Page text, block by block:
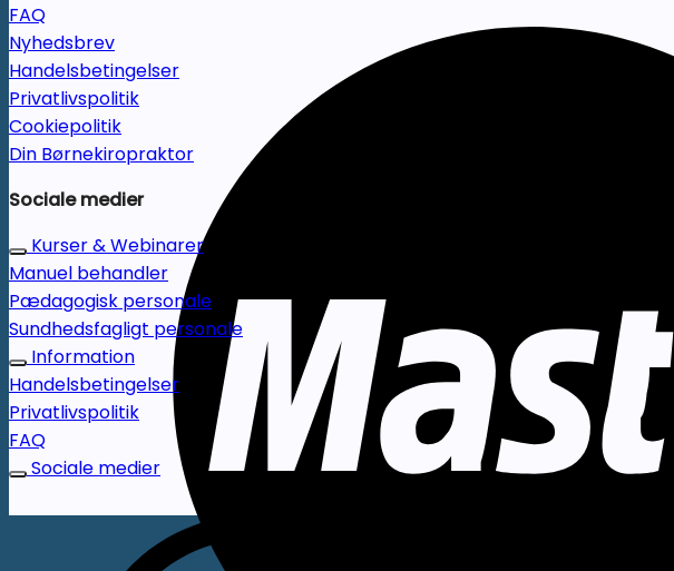
FAQ
Nyhedsbrev
Handelsbetingelser
Privatlivspolitik
Cookiepolitik
Din Børnekiropraktor
Sociale medier
Kurser & Webinarer
Manuel behandler
Pædagogisk personale
Sundhedsfagligt personale
Information
Handelsbetingelser
Privatlivspolitik
FAQ
Sociale medier